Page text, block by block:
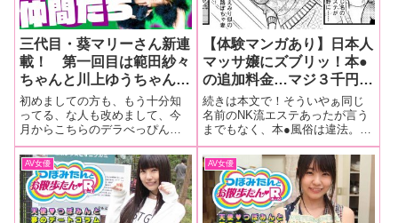
三代目・葵マリーさん新連
載！ 第一回目は範田紗々
ちゃんと川上ゆうちゃん出
演の配信番組を大量画像で
レポート！！【三代目・葵
マリーと愉快な仲間たち】
初めましての方も、もう十分知
ってる、な人も改めまして、今
月からこちらのデラべっぴんさ
んでお世話になります三代目・
葵マリーです。どうぞ宜しくお
願いします！多分、毎週金曜日
に記事が更新されると思いま
す。以前、連載させて頂いてい
たFANZAニュー
【体験マンガあり】日本人
マッサ嬢にズブリッ！本●
の追加料金…マジ３千円で
OK！？〜手コキエステの
面接盗み聞きも…【気にな
る風俗勝手に通信簿】
続きは本文で！そういやぁ同じ
名前のNK流エステあったが言う
までもなく、本●風俗は違法。お
上の摘発からは逃れられない運
命なんですが……。
AV女優 AV女優